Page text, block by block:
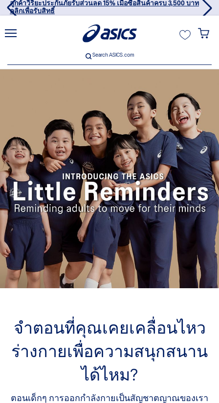
ลูกค้าวิริยะประกันภัยรับส่วนลด 15% เมื่อซื้อสินค้าครบ 3,500 บาท
คลิกเพื่อรับสิทธิ์
น Search ASICS.com
Search ASICS.com
จำตอนที่คุณเคยเคลื่อนไหว
ร่างกายเพื่อความสนุกสนาน
ได้ไหม?
ตอนเด็กๆ การออกกำลังกายเป็นสัญชาตญาณของเรา